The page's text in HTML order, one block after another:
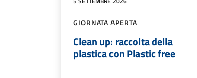
GIORNATA APERTA
Clean up: raccolta della
plastica con Plastic free